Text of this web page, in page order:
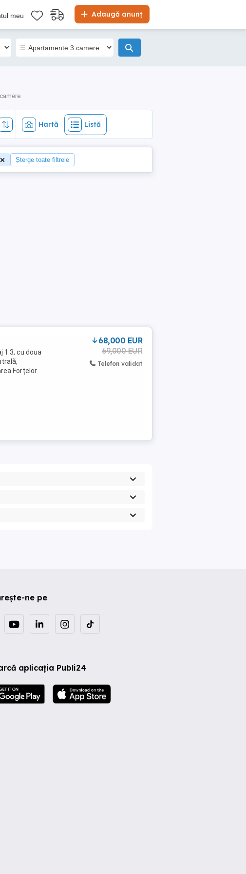
Adaugă anunț
meu Hartă Listă
Hartă Listă
Șterge toate filtrele
1 3, cu doua
Forțelor
68,000 EUR
69,000 EUR
Telefon validat
ne pe
aplicația Publi24